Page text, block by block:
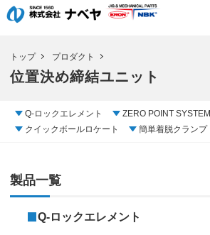
トップ プロダクト
位置決め締結ユニット
Q-ロックエレメント
ZERO POINT SYSTEM
クイックボールロケート
簡単着脱クランプ
製品一覧
Q-ロックエレメント